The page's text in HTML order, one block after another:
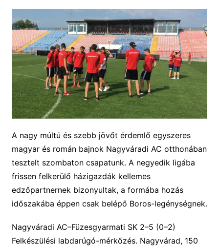
A nagy múltú és szebb jövőt érdemlő egyszeres
magyar és román bajnok Nagyváradi AC otthonában
tesztelt szombaton csapatunk. A negyedik ligába
frissen felkerülő házigazdák kellemes
edzőpartnernek bizonyultak, a formába hozás
időszakába éppen csak belépő Boros-legénységnek.
Nagyváradi AC–Füzesgyarmati SK 2–5 (0–2)
Felkészülési labdarúgó-mérkőzés. Nagyvárad, 150